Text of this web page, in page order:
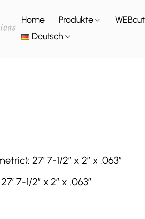
Home Produkte WEBcut
Deutsch
27′ 7-1/2″ x 2″ x .063″
7-1/2″ x 2″ x .063″